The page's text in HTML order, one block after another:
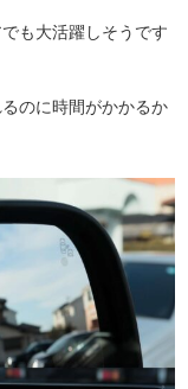
も大活躍しそうです
のに時間がかかるか